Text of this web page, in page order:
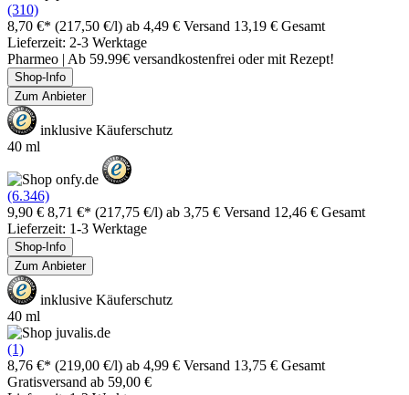
(310)
8,70 €* (217,50 €/l) ab 4,49 € Versand 13,19 € Gesamt
Lieferzeit: 2-3 Werktage
Pharmeo | Ab 59.99€ versandkostenfrei oder mit Rezept!
Shop-Info
Zum Anbieter
inklusive Käuferschutz
40 ml
(6.346)
9,90 € 8,71 €* (217,75 €/l) ab 3,75 € Versand 12,46 € Gesamt
Lieferzeit: 1-3 Werktage
Shop-Info
Zum Anbieter
inklusive Käuferschutz
40 ml
(1)
8,76 €* (219,00 €/l) ab 4,99 € Versand 13,75 € Gesamt
Gratisversand ab 59,00 €